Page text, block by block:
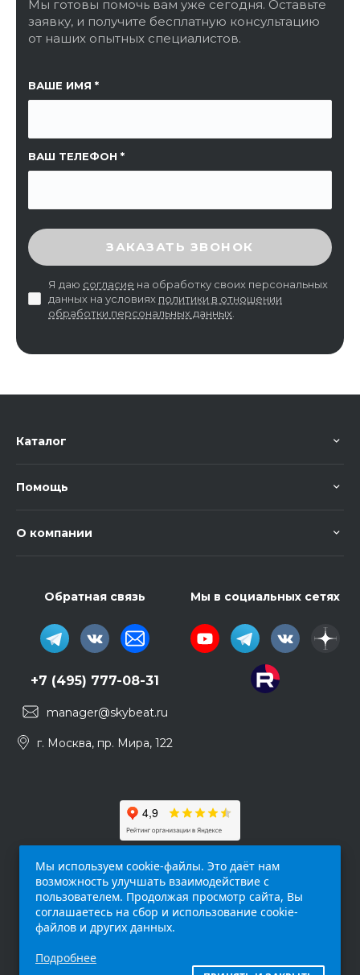
Мы готовы помочь вам уже сегодня. Оставьте
заявку, и получите бесплатную консультацию
от наших опытных специалистов.
ВАШЕ ИМЯ
ВАШ ТЕЛЕФОН
ССЫЛКА НА СТРАНИЦУ
ВВЕДИТЕ ПРОВЕРОЧНЫЙ КОД
ЗАКАЗАТЬ ЗВОНОК
Я даю согласие на обработку своих персональных
данных на условиях политики в отношении
обработки персональных данных
Каталог
Помощь
О компании
Обратная связь
+7 (495) 777-08-31
manager@skybeat.ru
г. Москва, пр. Мира, 122
Мы в социальных сетях
интернет-сайт (
Мы используем cookie-файлы. Это даёт нам
возможность улучшать взаимодействие с
пользователем. Продолжая просмотр сайта, Вы
соглашаетесь на сбор и использование cookie-
файлов и других данных.
Подробнее